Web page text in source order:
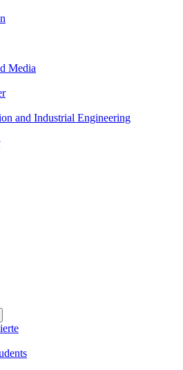
Media
and Industrial Engineering